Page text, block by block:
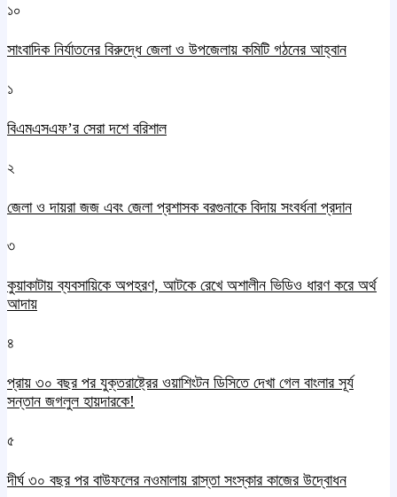
১০
সাংবাদিক নির্যাতনের বিরুদ্ধে জেলা ও উপজেলায় কমিটি গঠনের আহ্বান
১
বিএমএসএফ’র সেরা দশে বরিশাল
২
জেলা ও দায়রা জজ এবং জেলা প্রশাসক বরগুনাকে বিদায় সংবর্ধনা প্রদান
৩
কুয়াকাটায় ব্যবসায়িকে অপহরণ, আটকে রেখে অশালীন ভিডিও ধারণ করে অর্থ
আদায়
৪
প্রায় ৩০ বছর পর যুক্তরাষ্ট্রের ওয়াশিংটন ডিসিতে দেখা গেল বাংলার সূর্য
সন্তান জগলুল হায়দারকে!
৫
দীর্ঘ ৩০ বছর পর বাউফলের নওমালায় রাস্তা সংস্কার কাজের উদ্বোধন